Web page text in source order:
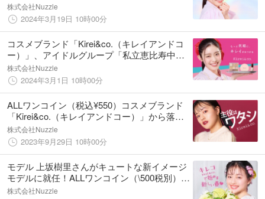
株式会社Nuzzle
2024年3月19日 10時00分
コスメブランド「Kirei&co.（キレイアンドコ
ー）」、アイドルグループ「私立恵比寿中
学」やタレントとしても活躍中の風見和香さ
んが新イメージモデルに就任！
株式会社Nuzzle
2024年3月1日 10時00分
ALLワンコイン（税込¥550）コスメブランド
「Kirei&co.（キレイアンドコー）」から落ち
にくい美発色リップティント 新カラー＆リニ
ューアル登場！
株式会社Nuzzle
2023年9月29日 10時00分
モデル 上坂樹里さんがキュートな新イメージ
モデルに就任！ALLワンコイン（\500税別）コ
スメブランド「Kirei&co.（キレイアンドコ
株式会社Nuzzle